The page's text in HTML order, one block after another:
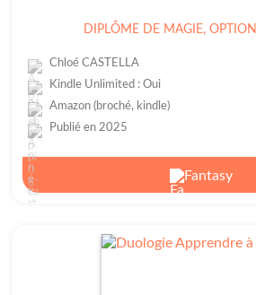
DIPLÔME DE MAGIE,
Chloé CASTELLA
Kindle Unlimited : Oui
Amazon (broché, kindle)
Publié en 2025
Fantasy